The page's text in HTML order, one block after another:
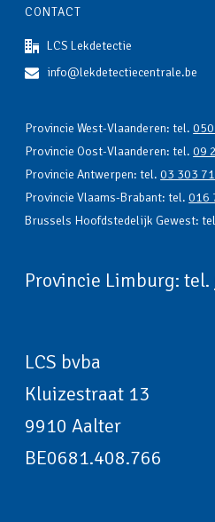
CONTACT
LCS Lekdetectie
info@lekdetectiecentrale.be
Provincie West-Vlaanderen: tel.
Provincie Oost-Vlaanderen: tel.09
Provincie Antwerpen: tel.03 303
Provincie Vlaams-Brabant: tel.016
Brussels Hoofdstedelijk Gewest:
Provincie Limburg: tel.
LCS bvba
Kluizestraat 13
9910 Aalter
BE0681.408.766